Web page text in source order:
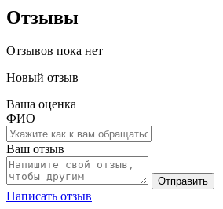
Отзывы
Отзывов пока нет
Новый отзыв
Ваша оценка
ФИО
Ваш отзыв
Отправить
Написать отзыв